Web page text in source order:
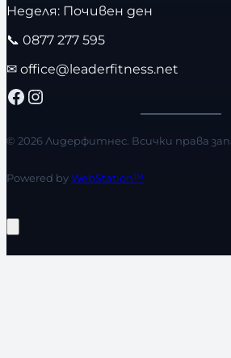
Неделя: Почивен ден
📞 0877 277 595
✉ office@leaderfitness.net
Facebook Instagram
© 2026 Лидерфитнес. Всички права
Powered byWebStation™